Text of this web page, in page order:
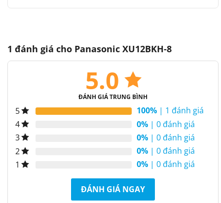
1 đánh giá cho Panasonic XU12BKH-8
5.0
ĐÁNH GIÁ TRUNG BÌNH
5 100% | 1 đánh giá
4
0% | 0 đánh giá
3
0% | 0 đánh giá
2
0% | 0 đánh giá
1
0% | 0 đánh giá
ĐÁNH GIÁ NGAY